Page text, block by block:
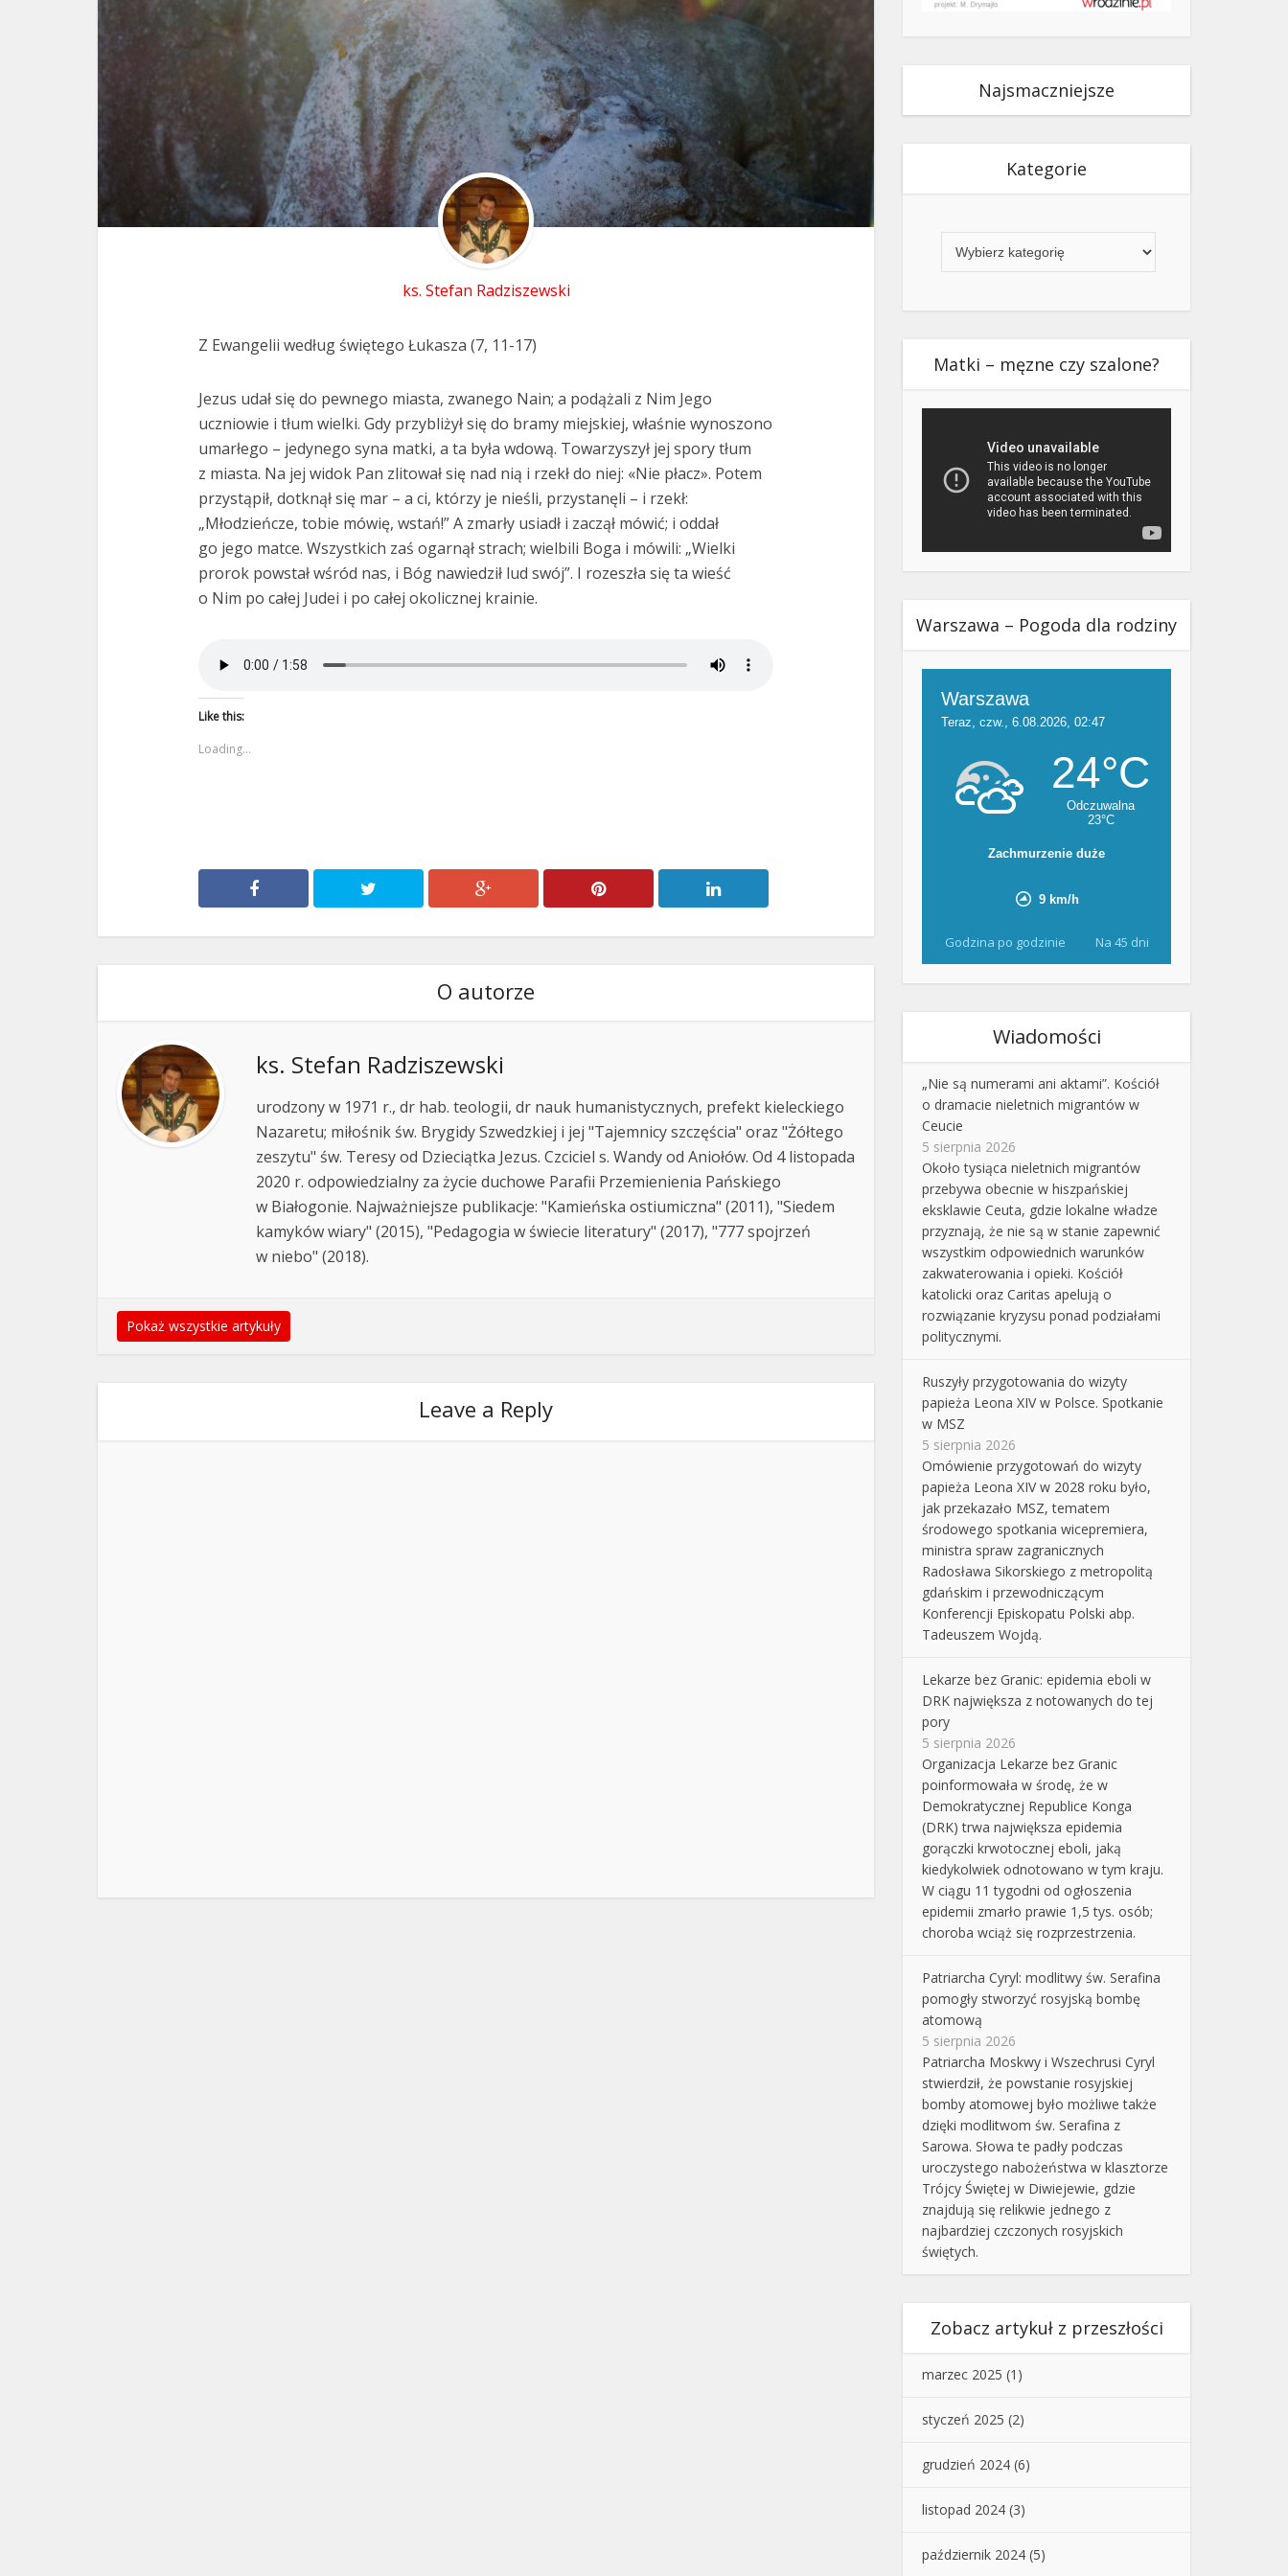
ks. Stefan Radziszewski
Z Ewangelii według świętego Łukasza (7, 11-17)
Jezus udał się do pewnego miasta, zwanego Nain; a podążali z Nim Jego
uczniowie i tłum wielki. Gdy przybliżył się do bramy miejskiej, właśnie wynoszono
umarłego – jedynego syna matki, a ta była wdową. Towarzyszył jej spory tłum
z miasta. Na jej widok Pan zlitował się nad nią i rzekł do niej: «Nie płacz». Potem
przystąpił, dotknął się mar – a ci, którzy je nieśli, przystanęli – i rzekł:
„Młodzieńcze, tobie mówię, wstań!” A zmarły usiadł i zaczął mówić; i oddał
go jego matce. Wszystkich zaś ogarnął strach; wielbili Boga i mówili: „Wielki
prorok powstał wśród nas, i Bóg nawiedził lud swój”. I rozeszła się ta wieść
o Nim po całej Judei i po całej okolicznej krainie.
Like this:
Loading...
O autorze
ks. Stefan Radziszewski
urodzony w 1971 r., dr hab. teologii, dr nauk humanistycznych, prefekt kieleckiego
Nazaretu; miłośnik św. Brygidy Szwedzkiej i jej "Tajemnicy szczęścia" oraz "Żółtego
zeszytu" św. Teresy od Dzieciątka Jezus. Czciciel s. Wandy od Aniołów. Od 4 listopada
2020 r. odpowiedzialny za życie duchowe Parafii Przemienienia Pańskiego
w Białogonie. Najważniejsze publikacje: "Kamieńska ostiumiczna" (2011), "Siedem
kamyków wiary" (2015), "Pedagogia w świecie literatury" (2017), "777 spojrzeń
w niebo" (2018).
Pokaż wszystkie artykuły
Leave a Reply
Najsmaczniejsze
Kategorie
Matki – męzne czy szalone?
Warszawa – Pogoda dla rodziny
Godzina po godzinie Na 45 dni
Wiadomości
„Nie są numerami ani aktami”. Kościół
o dramacie nieletnich migrantów w
Ceucie
5 sierpnia 2026
Około tysiąca nieletnich migrantów
przebywa obecnie w hiszpańskiej
eksklawie Ceuta, gdzie lokalne władze
przyznają, że nie są w stanie zapewnić
wszystkim odpowiednich warunków
zakwaterowania i opieki. Kościół
katolicki oraz Caritas apelują o
rozwiązanie kryzysu ponad podziałami
politycznymi.
Ruszyły przygotowania do wizyty
papieża Leona XIV w Polsce. Spotkanie
w MSZ
5 sierpnia 2026
Omówienie przygotowań do wizyty
papieża Leona XIV w 2028 roku było,
jak przekazało MSZ, tematem
środowego spotkania wicepremiera,
ministra spraw zagranicznych
Radosława Sikorskiego z metropolitą
gdańskim i przewodniczącym
Konferencji Episkopatu Polski abp.
Tadeuszem Wojdą.
Lekarze bez Granic: epidemia eboli w
DRK największa z notowanych do tej
pory
5 sierpnia 2026
Organizacja Lekarze bez Granic
poinformowała w środę, że w
Demokratycznej Republice Konga
(DRK) trwa największa epidemia
gorączki krwotocznej eboli, jaką
kiedykolwiek odnotowano w tym kraju.
W ciągu 11 tygodni od ogłoszenia
epidemii zmarło prawie 1,5 tys. osób;
choroba wciąż się rozprzestrzenia.
Patriarcha Cyryl: modlitwy św. Serafina
pomogły stworzyć rosyjską bombę
atomową
5 sierpnia 2026
Patriarcha Moskwy i Wszechrusi Cyryl
stwierdził, że powstanie rosyjskiej
bomby atomowej było możliwe także
dzięki modlitwom św. Serafina z
Sarowa. Słowa te padły podczas
uroczystego nabożeństwa w klasztorze
Trójcy Świętej w Diwiejewie, gdzie
znajdują się relikwie jednego z
najbardziej czczonych rosyjskich
świętych.
Zobacz artykuł z przeszłości
marzec 2025 (1)
styczeń 2025 (2)
grudzień 2024 (6)
listopad 2024 (3)
październik 2024 (5)